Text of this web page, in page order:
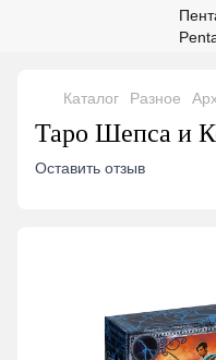
Каталог Разное
Таро Шепса и
Оставить отзыв